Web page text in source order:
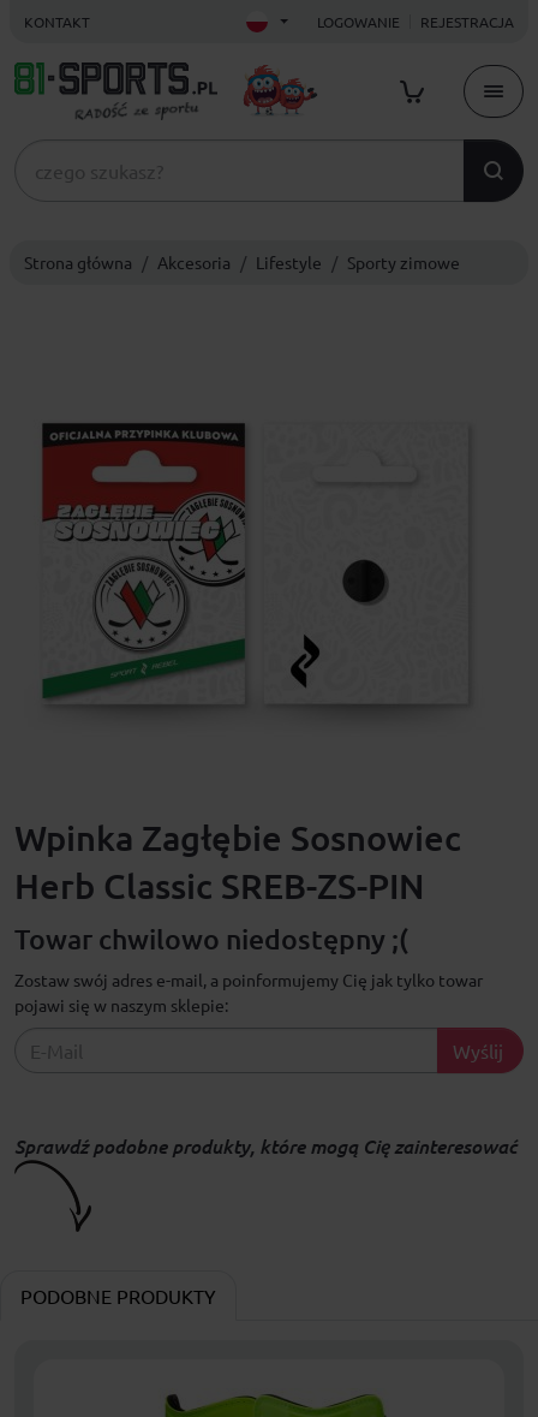
KONTAKT LOGOWANIE REJESTRACJA
Strona główna Akcesoria Lifestyle Sporty zimowe
Wpinka Zagłębie Sosnowiec
Herb Classic SREB-ZS-PIN
Towar chwilowo niedostępny ;(
Zostaw swój adres e-mail, a poinformujemy Cię jak tylko towar
pojawi się w naszym sklepie:
Wyślij
Sprawdź podobne produkty, które mogą Cię zainteresować
PODOBNE PRODUKTY